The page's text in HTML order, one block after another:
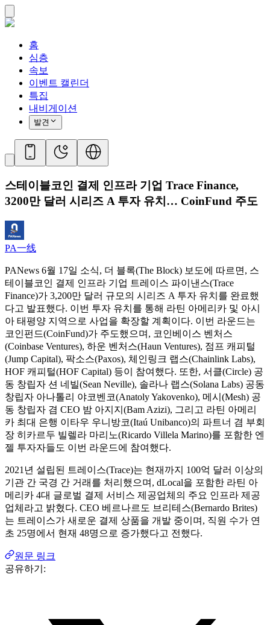
홈
심층
속보
이벤트 캘린더
특집
내비게이션
발견
스테이블코인 결제 인프라 기업 Trace Finance,
3200만 달러 시리즈 A 투자 유치… CoinFund 주도
PA一线
PANews 6월 17일 소식, 더 블록(The Block) 보도에 따르면, 스
테이블코인 결제 인프라 기업 트레이스 파이낸스(Trace
Finance)가 3,200만 달러 규모의 시리즈 A 투자 유치를 완료했
다고 발표했다. 이번 투자 유치를 통해 라틴 아메리카 및 아시
아 태평양 지역으로 사업을 확장할 계획이다. 이번 라운드는
코인펀드(CoinFund)가 주도했으며, 코인베이스 벤처스
(Coinbase Ventures), 하운 벤처스(Haun Ventures), 점프 캐피털
(Jump Capital), 팍소스(Paxos), 체인링크 랩스(Chainlink Labs),
HOF 캐피털(HOF Capital) 등이 참여했다. 또한, 서클(Circle) 공
동 창립자 션 네빌(Sean Neville), 솔라나 랩스(Solana Labs) 공동
창립자 아나톨리 야코벤코(Anatoly Yakovenko), 메시(Mesh) 공
동 창립자 겸 CEO 밤 아지지(Bam Azizi), 그리고 라틴 아메리
카 최대 은행 이타우 우니방코(Itaú Unibanco)의 파트너 겸 부회
장 히카르두 빌렐라 마리노(Ricardo Villela Marino)를 포함한 엔
젤 투자자들도 이번 라운드에 참여했다.
2021년 설립된 트레이스(Trace)는 현재까지 100억 달러 이상의
기관 간 국경 간 거래를 처리했으며, dLocal을 포함한 라틴 아
메리카 4대 글로벌 결제 서비스 제공업체의 주요 인프라 제공
업체라고 밝혔다. CEO 베르나르도 브리테스(Bernardo Brites)
는 트레이스가 새로운 결제 상품을 개발 중이며, 직원 수가 연
초 25명에서 현재 48명으로 증가했다고 전했다.
원문 링크
공유하기: